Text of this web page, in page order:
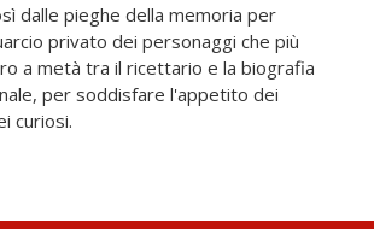
dalle pieghe della memoria per
privato dei personaggi che più
a metà tra il ricettario e la biografia
per soddisfare l'appetito dei
curiosi.